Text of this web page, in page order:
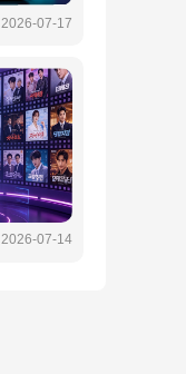
2026-07-17
2026-07-14